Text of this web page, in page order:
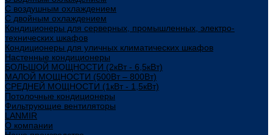
С воздушным охлаждением
С двойным охлаждением
Кондиционеры для серверных, промышленных, электро-
технических шкафов
Кондиционеры для уличных климатических шкафов
Настенные кондиционеры
БОЛЬШОЙ МОЩНОСТИ (2кВт - 6,5кВт)
МАЛОЙ МОЩНОСТИ (500Вт – 800Вт)
СРЕДНЕЙ МОЩНОСТИ (1кВт - 1,5кВт)
Потолочные кондиционеры
Фильтрующие вентиляторы
LANMIR
О компании